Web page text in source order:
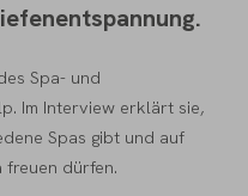
Spa- und
Im Interview erklärt sie,
Spas gibt und auf
freuen dürfen.